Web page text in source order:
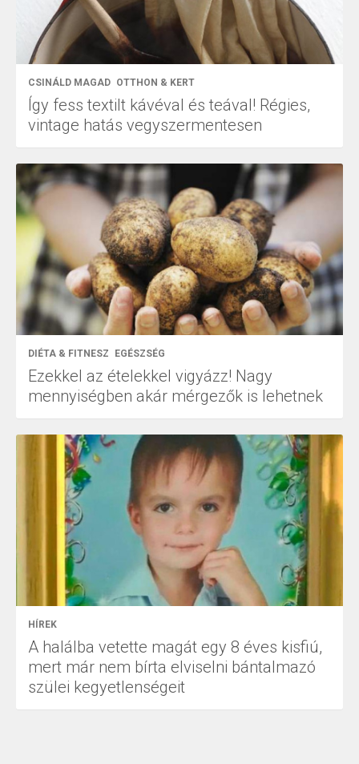
CSINÁLD MAGAD OTTHON & KERT
Így fess textilt kávéval és teával! Régies,
vintage hatás vegyszermentesen
DIÉTA & FITNESZ EGÉSZSÉG
Ezekkel az ételekkel vigyázz! Nagy
mennyiségben akár mérgezők is lehetnek
HÍREK
A halálba vetette magát egy 8 éves kisfiú,
mert már nem bírta elviselni bántalmazó
szülei kegyetlenségeit